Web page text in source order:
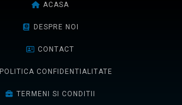
ACASA
DESPRE NOI
CONTACT
POLITICA CONFIDENTIALITATE
TERMENI SI CONDITII